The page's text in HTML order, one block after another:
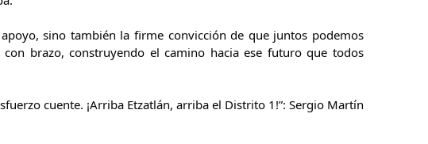
sino también la firme convicción de que juntos podemos
brazo, construyendo el camino hacia ese futuro que todos
cuente. ¡Arriba Etzatlán, arriba el Distrito 1!”: Sergio Martín